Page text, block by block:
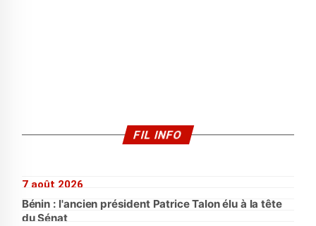
FIL INFO
7 août 2026
Bénin : l'ancien président Patrice Talon élu à la tête
du Sénat